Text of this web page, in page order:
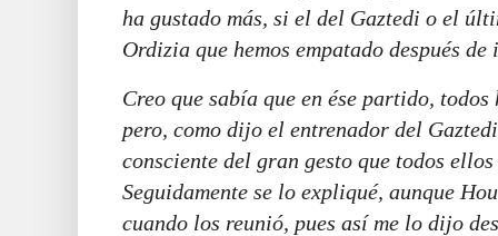
ha gustado más, si el del Gaztedi o el
Ordizia que hemos empatado después
Creo que sabía que en ése partido,
pero, como dijo el entrenador del
consciente del gran gesto que todos
Seguidamente se lo expliqué, aunque
cuando los reunió, pues así me lo dijo